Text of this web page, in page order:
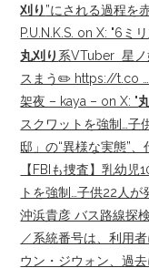
刈り ”にされる過程を
P.U.N.K.S. on X: "6ミリ
丸刈り 系VTuber ‍ 星
スまう✏️ https://t.co …
架夜 – kaya – on X: "
スクワットを強制…子
邸」の“異様な実態”、
【FBIも捜査】乳幼児
トを強制…子供22人が
沖浜貴彦 バス路線探
／系統番号は、利用者
ウン・ジウォン、過去